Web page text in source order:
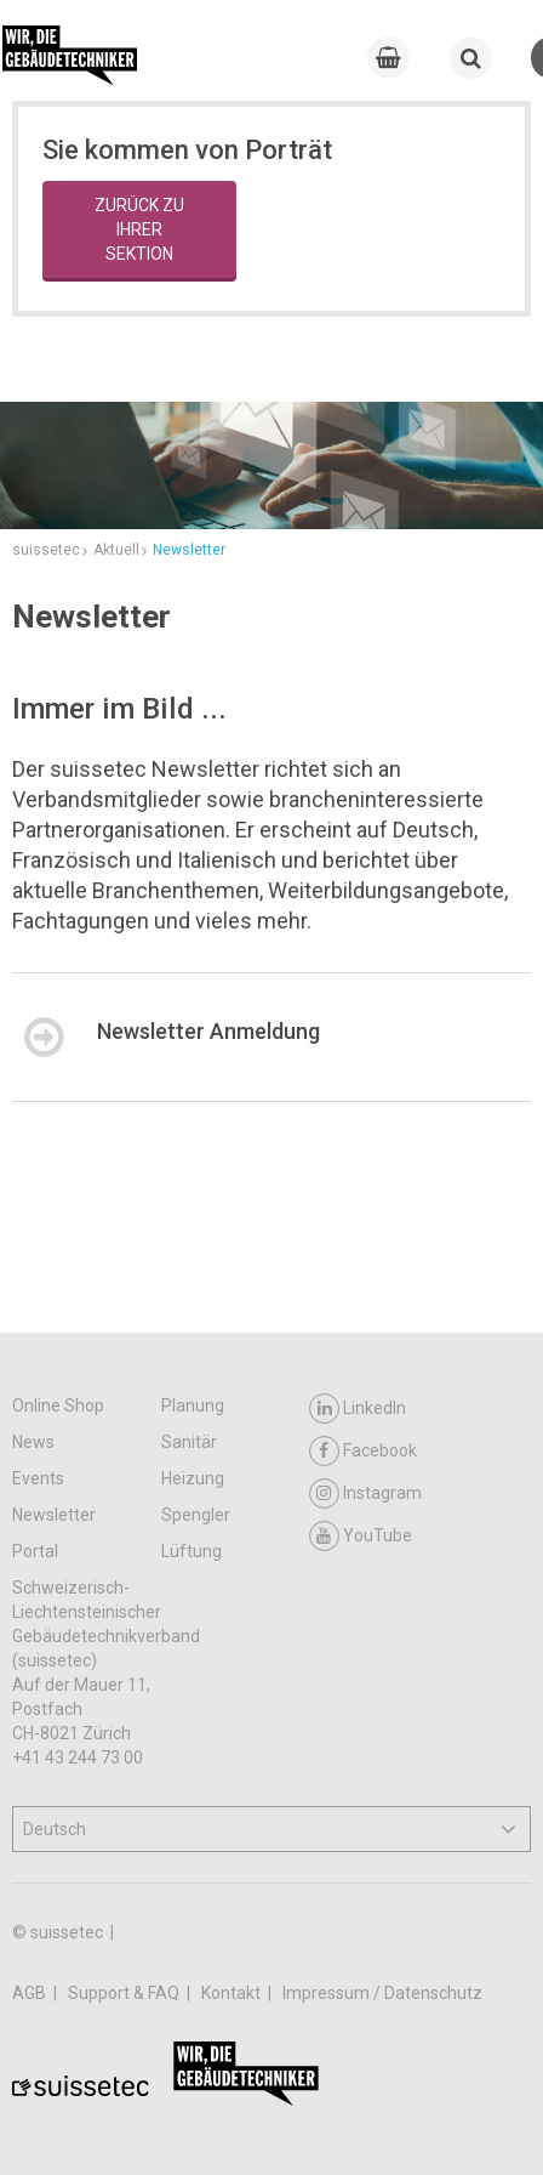
Sie kommen von Porträt
ZURÜCK ZU
IHRER
SEKTION
suissetec Aktuell Newsletter
Newsletter
Immer im Bild ...
Der suissetec Newsletter richtet sich an
Verbandsmitglieder sowie brancheninteressierte
Partnerorganisationen. Er erscheint auf Deutsch,
Französisch und Italienisch und berichtet über
aktuelle Branchenthemen, Weiterbildungsangebote,
Fachtagungen und vieles mehr.
Newsletter Anmeldung
Online Shop
Planung
News
Sanitär
Events
Heizung
Newsletter
Spengler
Portal
Lüftung
LinkedIn
Facebook
Instagram
YouTube
Schweizerisch-
Liechtensteinischer
Gebäudetechnikverband
(suissetec)
Auf der Mauer 11,
Postfach
CH-8021 Zürich
+41 43 244 73 00
© suissetec |
AGB Support & FAQ Kontakt Impressum / Datenschutz